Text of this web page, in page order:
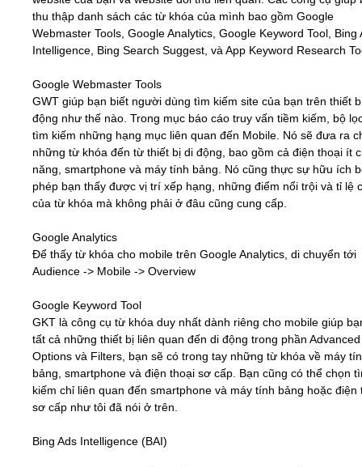
thu thập danh sách các từ khóa của mình bao gồm Google
Webmaster Tools, Google Analytics, Google Keyword Tool, Bing
Intelligence, Bing Search Suggest, và App Keyword Research
Google Webmaster Tools
GWT giúp bạn biết người dùng tìm kiếm site của bạn trên thiết
động như thế nào. Trong mục báo cáo truy vấn tiềm kiếm, bộ
tìm kiếm những hạng mục liên quan đến Mobile. Nó sẽ đưa ra
những từ khóa đến từ thiết bị di động, bao gồm cả điện thoại ít
năng, smartphone và máy tính bảng. Nó cũng thực sự hữu ích
phép bạn thấy được vị trí xếp hạng, những điểm nổi trội và tỉ lệ
của từ khóa mà không phải ở đâu cũng cung cấp.
Google Analytics
Để thấy từ khóa cho mobile trên Google Analytics, di chuyển tới
Audience -> Mobile -> Overview
Google Keyword Tool
GKT là công cụ từ khóa duy nhất dành riêng cho mobile giúp
tất cả những thiết bị liên quan đến di động trong phần Advanced
Options và Filters, bạn sẽ có trong tay những từ khóa về máy
bảng, smartphone và điện thoại sơ cấp. Bạn cũng có thể chọn
kiếm chỉ liên quan đến smartphone và máy tính bảng hoặc điện
sơ cấp như tôi đã nói ở trên.
Bing Ads Intelligence (BAI)